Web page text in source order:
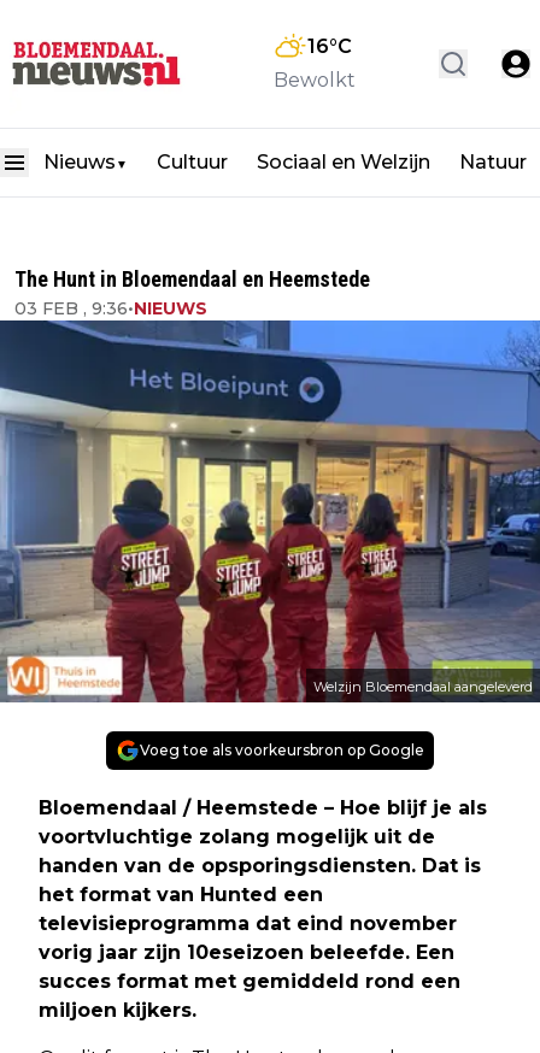
16°C
Bewolkt
Nieuws ▼ Cultuur Sociaal en Welzijn Natuur
The Hunt in Bloemendaal en Heemstede
03 FEB , 9:36•NIEUWS
Welzijn Bloemendaal aangeleverd
Voeg toe als voorkeursbron op Google
Bloemendaal / Heemstede – Hoe blijf je als
voortvluchtige zolang mogelijk uit de
handen van de opsporingsdiensten. Dat is
het format van Hunted een
televisieprogramma dat eind november
vorig jaar zijn 10eseizoen beleefde. Een
succes format met gemiddeld rond een
miljoen kijkers.